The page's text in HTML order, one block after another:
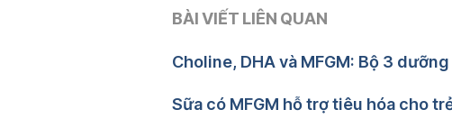
kids#1
Ngày truy cập 21/10/2017
02/12/2019
Tham vấn y khoa: Bác sĩ Nguyễn
BÀI VIẾT LIÊN QUAN
Choline, DHA và MFGM: Bộ 3
Sữa có MFGM hỗ trợ tiêu hóa cho